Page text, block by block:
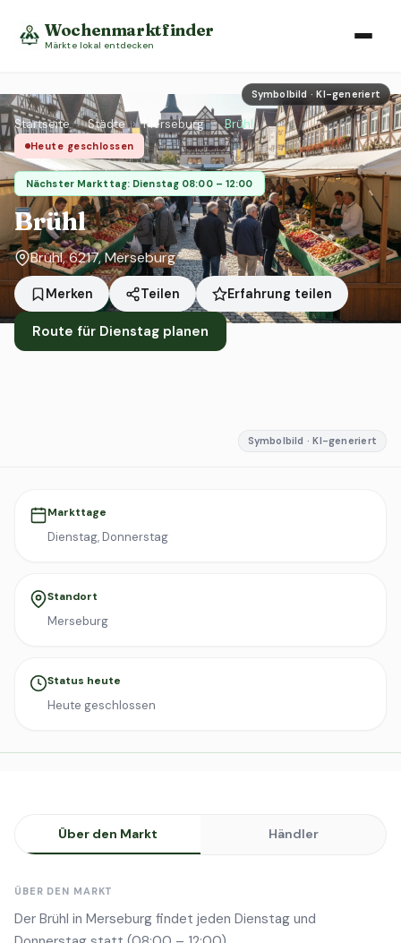
Wochenmarktfinder
Märkte lokal entdecken
Symbolbild · KI-generiert
Startseite › Städte › Merseburg › Brühl
Heute geschlossen
Nächster Markttag: Dienstag 08:00 – 12:00
Brühl
Brühl, 6217, Merseburg
Merken Teilen Erfahrung teilen
Route für Dienstag planen
Symbolbild · KI-generiert
Markttage
Dienstag, Donnerstag
Standort
Merseburg
Status heute
Heute geschlossen
Über den Markt Händler
ÜBER DEN MARKT
Der Brühl in Merseburg findet jeden Dienstag und